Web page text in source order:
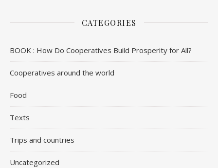
CATEGORIES
BOOK : How Do Cooperatives Build Prosperity for All?
Cooperatives around the world
Food
Texts
Trips and countries
Uncategorized